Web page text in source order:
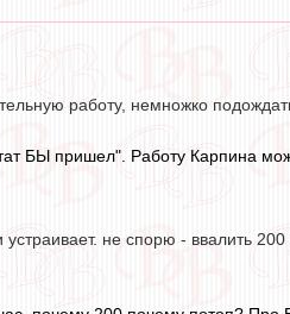
работу, немножко
БЫ пришел". Работу Карпина
не спорю - ввалить